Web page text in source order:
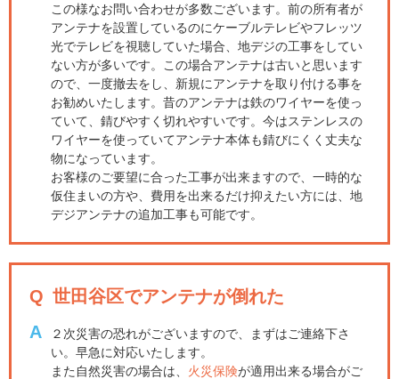
この様なお問い合わせが多数ございます。前の所有者が
アンテナを設置しているのにケーブルテレビやフレッツ
光でテレビを視聴していた場合、地デジの工事をしてい
ない方が多いです。この場合アンテナは古いと思います
ので、一度撤去をし、新規にアンテナを取り付ける事を
お勧めいたします。昔のアンテナは鉄のワイヤーを使っ
ていて、錆びやすく切れやすいです。今はステンレスの
ワイヤーを使っていてアンテナ本体も錆びにくく丈夫な
物になっています。
お客様のご要望に合った工事が出来ますので、一時的な
仮住まいの方や、費用を出来るだけ抑えたい方には、地
デジアンテナの追加工事も可能です。
Q 世田谷区でアンテナが倒れた
A
２次災害の恐れがございますので、まずはご連絡下さ
い。早急に対応いたします。
また自然災害の場合は、 火災保険が適用出来る場合がご